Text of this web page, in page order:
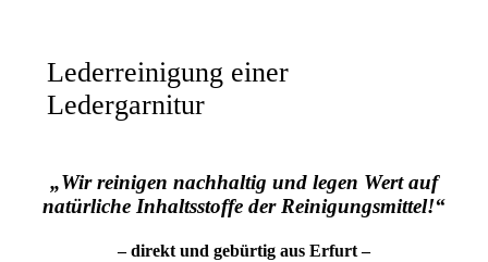
Lederreinigung einer
Ledergarnitur
„Wir reinigen nachhaltig und legen Wert auf
natürliche Inhaltsstoffe der Reinigungsmittel!“
– direkt und gebürtig aus Erfurt –